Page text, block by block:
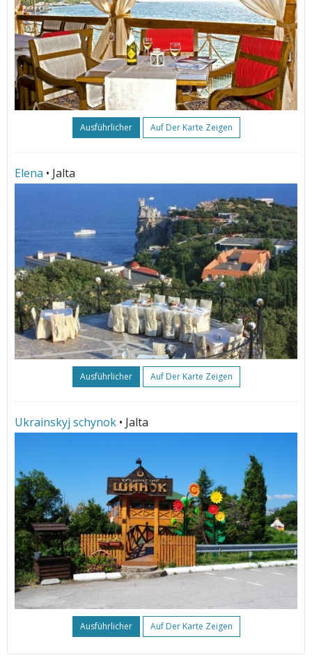
Ausführlicher Auf Der Karte Zeigen
Elena • Jalta
Ausführlicher Auf Der Karte Zeigen
Ukrainskyj schynok • Jalta
Ausführlicher Auf Der Karte Zeigen